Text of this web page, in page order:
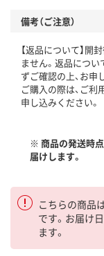
備考（ご注意）
【返品について】開
ません。返品につい
ずご確認の上、お申
ご購入の際は、ご利
申し込みください。
※ 商品の発送時
届けします。
こちらの商品
です。お届け
ます。